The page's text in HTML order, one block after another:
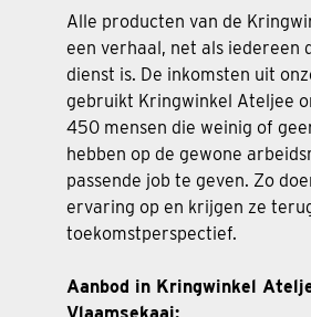
Alle producten van de
een verhaal, net als iedereen
dienst is. De inkomsten uit
gebruikt Kringwinkel Ateljee
450 mensen die weinig of
hebben op de gewone
passende job te geven. Zo
ervaring op en krijgen ze
toekomstperspectief.
Aanbod in Kringwinkel